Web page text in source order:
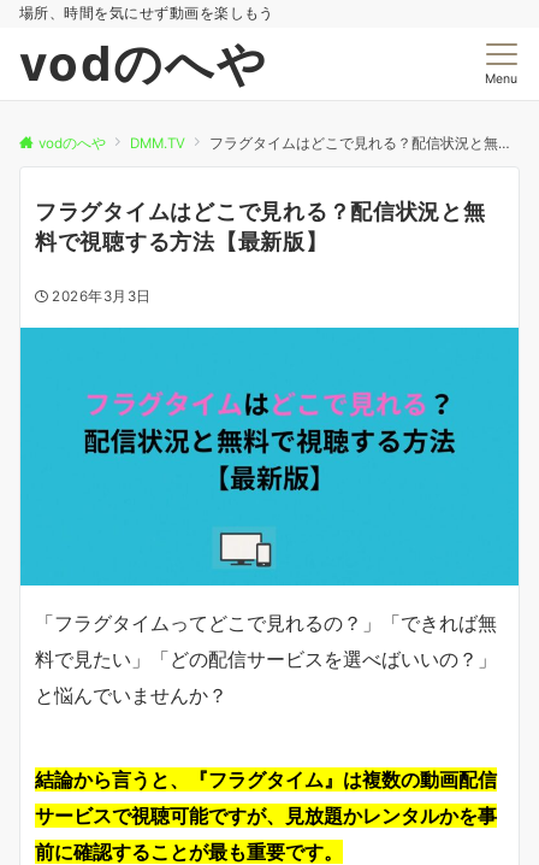
場所、時間を気にせず動画を楽しもう
vodのへや Menu
vodのへや DMM.TV フラグタイムはどこで見れる？配信状況と無料で視聴する方法【最新版】
フラグタイムはどこで見れる？配信状況と無
料で視聴する方法【最新版】
2026年3月3日
「フラグタイムってどこで見れるの？」「できれば無
料で見たい」「どの配信サービスを選べばいいの？」
と悩んでいませんか？
結論から言うと、『フラグタイム』は複数の動画配信
サービスで視聴可能ですが、見放題かレンタルかを事
前に確認することが最も重要です。